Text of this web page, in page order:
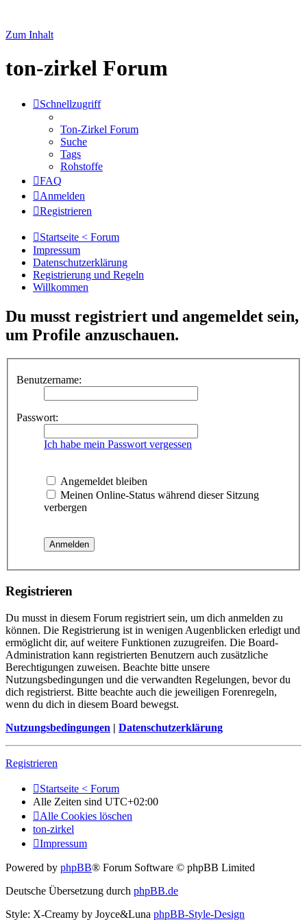
Zum Inhalt
ton-zirkel Forum
Schnellzugriff
Ton-Zirkel Forum
Suche
Tags
Rohstoffe
FAQ
Anmelden
Registrieren
Startseite < Forum
Impressum
Datenschutzerklärung
Registrierung und Regeln
Willkommen
Du musst registriert und angemeldet sein,
um Profile anzuschauen.
Benutzername:
Passwort:
Ich habe mein Passwort vergessen
Angemeldet bleiben
Meinen Online-Status während dieser Sitzung
verbergen
Registrieren
Du musst in diesem Forum registriert sein, um dich anmelden zu
können. Die Registrierung ist in wenigen Augenblicken erledigt und
ermöglicht dir, auf weitere Funktionen zuzugreifen. Die Board-
Administration kann registrierten Benutzern auch zusätzliche
Berechtigungen zuweisen. Beachte bitte unsere
Nutzungsbedingungen und die verwandten Regelungen, bevor du
dich registrierst. Bitte beachte auch die jeweiligen Forenregeln,
wenn du dich in diesem Board bewegst.
Nutzungsbedingungen | Datenschutzerklärung
Registrieren
Startseite < Forum
Alle Zeiten sind UTC+02:00
Alle Cookies löschen
ton-zirkel
Impressum
Powered by phpBB® Forum Software © phpBB Limited
Deutsche Übersetzung durch phpBB.de
Style: X-Creamy by Joyce&Luna phpBB-Style-Design